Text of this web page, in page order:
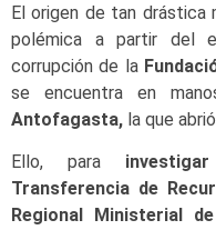
El origen de tan
polémica a partir del
corrupción de la
se encuentra en
Antofagasta, la que
Ello, para investigar
Transferencia de
Regional Ministerial